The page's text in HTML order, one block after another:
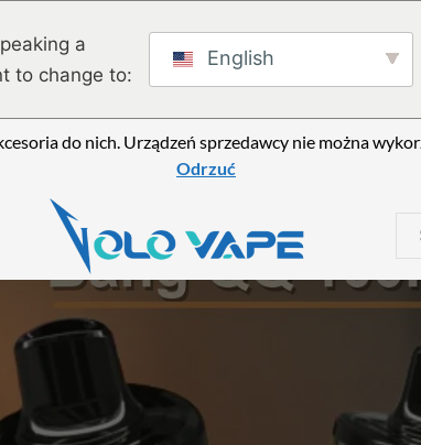
a
to change to:
English
do nich. Urządzeń sprzedawcy nie można
Odrzuć